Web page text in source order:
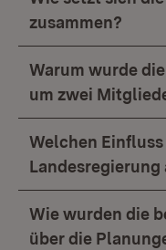
zusammen?
Warum wurde
um zwei
Welchen
Landesregierung
Wie wurden die
über die